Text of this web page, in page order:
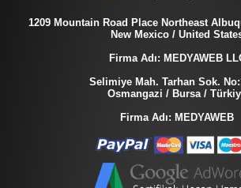
1209 Mountain Road Place Northeast
New Mexico / United
Firma Adı: MEDYAWEB
Selimiye Mah. Tarhan Sok.
Osmangazi / Bursa /
Firma Adı: MEDYAWEB